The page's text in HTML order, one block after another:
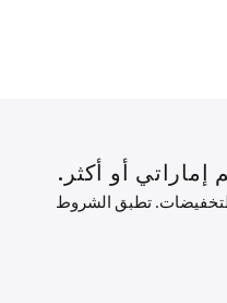
التخفيضات. تطبق الشروط